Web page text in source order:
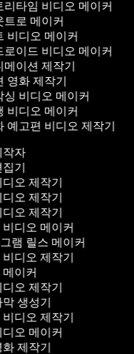
타임 비디오 메이커
로 메이커
비디오 메이커
이드 비디오 메이커
이션 제작기
영화 제작기
비디오 메이커
비디오 메이커
예고편 비디오 제작기
작자
집기
디오 제작기
디오 제작기
디오 제작기
비디오 메이커
그램 릴스 메이커
비디오 제작기
메이커
디오 제작기
막 생성기
비디오 제작기
디오 메이커
화 제작기